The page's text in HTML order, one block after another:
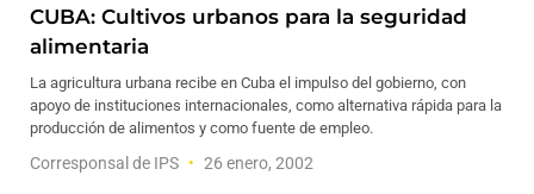
CUBA: Cultivos urbanos para la seguridad
alimentaria
La agricultura urbana recibe en Cuba el impulso del gobierno, con
apoyo de instituciones internacionales, como alternativa rápida para la
producción de alimentos y como fuente de empleo.
Corresponsal de IPS 26 enero, 2002